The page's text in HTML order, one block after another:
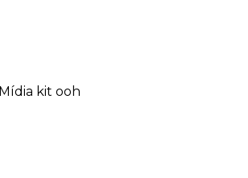
mídia kit ooh